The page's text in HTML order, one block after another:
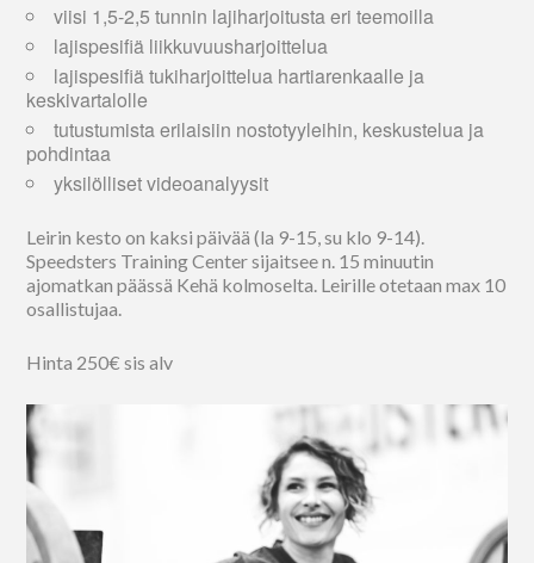
viisi 1,5-2,5 tunnin lajiharjoitusta eri teemoilla
lajispesifiä liikkuvuusharjoittelua
lajispesifiä tukiharjoittelua hartiarenkaalle ja
keskivartalolle
tutustumista erilaisiin nostotyyleihin, keskustelua ja
pohdintaa
yksilölliset videoanalyysit
Leirin kesto on kaksi päivää (la 9-15, su klo 9-14).
Speedsters Training Center sijaitsee n. 15 minuutin
ajomatkan päässä Kehä kolmoselta. Leirille otetaan max 10
osallistujaa.
Hinta 250€ sis alv